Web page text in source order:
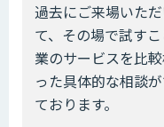
過去にご来場いた
て、その場で試す
業のサービスを比
った具体的な相談
ております。